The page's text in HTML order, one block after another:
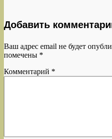
Добавить
Ваш адрес email не будет
помечены *
Комментарий *